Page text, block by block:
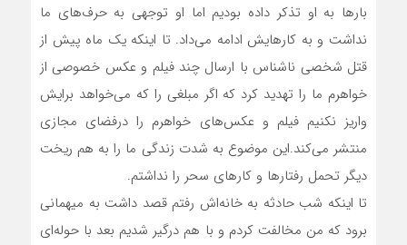
بارها به او تذکر داده بودیم اما او توجهی به حرف‌های ما
نداشت و به کارهایش ادامه می‌داد. تا اینکه یک ماه پیش از
قتل شخصی ناشناس با ارسال چند فیلم و عکس خصوصی از
خواهرم ما را تهدید کرد که اگر مبلغی را که می‌خواهد برایش
واریز نکنیم فیلم و عکس‌های خواهرم را درفضای مجازی
منتشر می‌کند.این موضوع به شدت زندگی ما را به هم ریخت
دیگر تحمل رفتارها و کارهای سحر را نداشتم.
تا اینکه شب حادثه به خانه‌اش رفتم قصد داشت به میهمانی
برود که من مخالفت کردم و با هم درگیر شدیم بعد با حوله‌ای